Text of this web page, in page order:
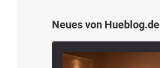
Neues von Hueblog.de